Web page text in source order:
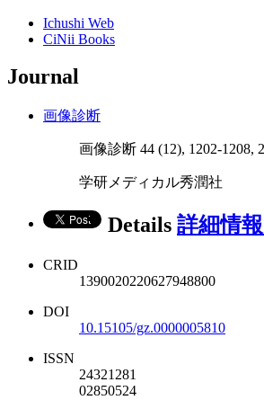
Ichushi Web
CiNii Books
Journal
画像診断
画像診断 44 (12), 1202-1208,
学研メディカル秀潤社
Details 詳細情
CRID
1390020220627948800
DOI
10.15105/gz.0000005810
ISSN
24321281
02850524